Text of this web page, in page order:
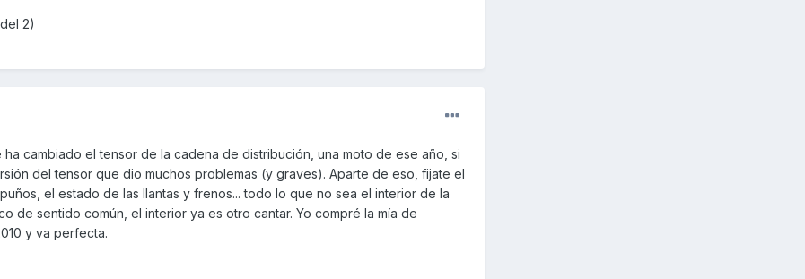
2)
cambiado el tensor de la cadena de distribución, una moto de ese año, si
del tensor que dio muchos problemas (y graves). Aparte de eso, fijate el
el estado de las llantas y frenos... todo lo que no sea el interior de la
de sentido común, el interior ya es otro cantar. Yo compré la mía de
y va perfecta.